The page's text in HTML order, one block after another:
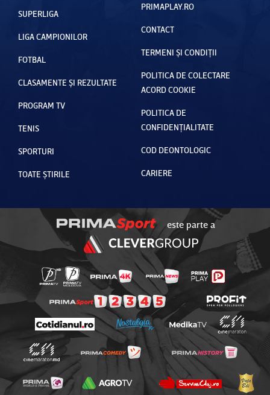
SUPERLIGA
LIGA CAMPIONILOR
FOTBAL
CLASAMENTE ȘI REZULTATE
PROGRAM TV
TENIS
SPORTURI
TOATE ȘTIRILE
PRIMAPLAY.RO
CONTACT
TERMENI ȘI CONDIȚII
POLITICA DE COLECTARE
ACORD COOKIE
POLITICA DE
CONFIDENȚIALITATE
COD DEONTOLOGIC
CARIERE
este parte a